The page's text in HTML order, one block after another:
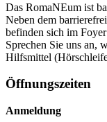
Das RomaNEum ist
Neben dem
befinden sich im
Sprechen Sie uns an,
Hilfsmittel
Öffnungszeiten
Anmeldung